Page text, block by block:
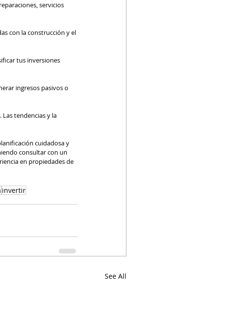
servicios
con la construcción y el
tus inversiones
ingresos pasivos o
tendencias y la
cuidadosa y
consultar con un
en propiedades de
invertir
See All